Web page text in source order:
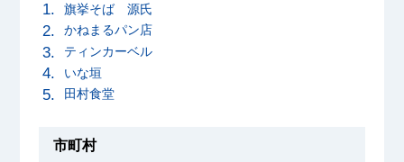
旗挙そば 源氏
かねまるパン店
ティンカーベル
いな垣
田村食堂
市町村